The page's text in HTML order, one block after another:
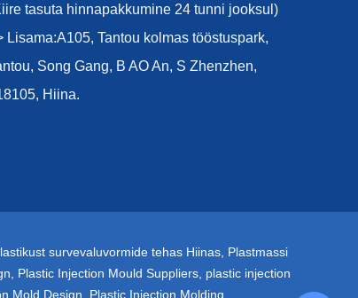
tasuta hinnapakkumine 24 tunni jooksul)
Lisama:A105, Tantou kolmas tööstuspark,
Song Gang, B AO An, S Zhenzhen,
Hiina.
survevaluvormide tehas Hiinas Plastmassi
Plastic Injection Mould Suppliers plastic injection
Mold Design Plastic Injection Molding